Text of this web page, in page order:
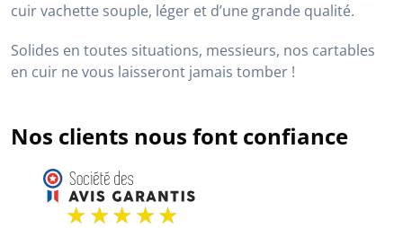
cuir vachette souple, léger et d’une grande qualité.
Solides en toutes situations, messieurs, nos cartables
en cuir ne vous laisseront jamais tomber !
Nos clients nous font confiance